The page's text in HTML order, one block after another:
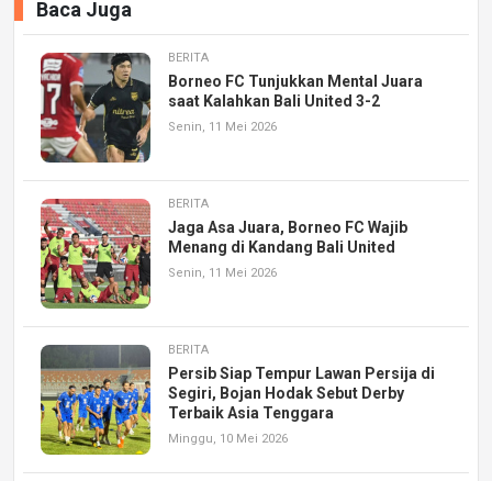
Baca Juga
BERITA
Borneo FC Tunjukkan Mental Juara
saat Kalahkan Bali United 3-2
Senin, 11 Mei 2026
BERITA
Jaga Asa Juara, Borneo FC Wajib
Menang di Kandang Bali United
Senin, 11 Mei 2026
BERITA
Persib Siap Tempur Lawan Persija di
Segiri, Bojan Hodak Sebut Derby
Terbaik Asia Tenggara
Minggu, 10 Mei 2026